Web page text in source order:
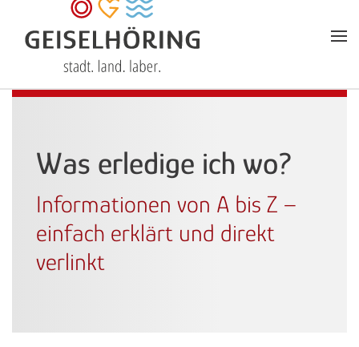
Was erledige ich wo?
Informationen von A bis Z –
einfach erklärt und direkt
verlinkt